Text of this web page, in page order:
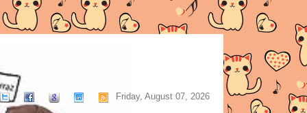
Friday, August 07, 2026